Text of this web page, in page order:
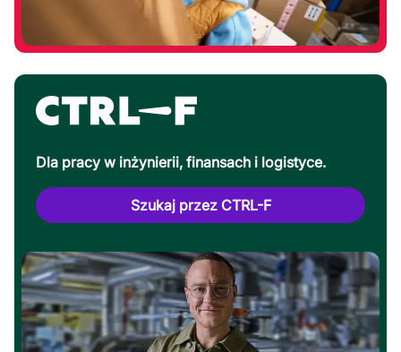
Dla pracy w inżynierii, finansach i logistyce.
Szukaj przez CTRL-F